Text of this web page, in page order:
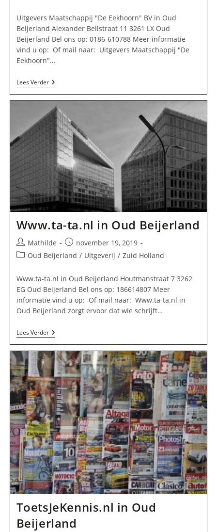
Uitgevers Maatschappij "De Eekhoorn" BV in Oud
Beijerland Alexander Bellstraat 11 3261 LX Oud
Beijerland Bel ons op: 0186-610788 Meer informatie
vind u op: Of mail naar: Uitgevers Maatschappij "De
Eekhoorn"…
Lees VerderUitgevers
Maatschappij
Eekhoorn”
BV
In
Oud
Beijerland
Www.ta-ta.nl in Oud Beijerland
Bericht
auteur:
Mathilde
Bericht
gepubliceerd
november 19, 2019
Berichtcategorie:
Oud Beijerland / Uitgeverij / Zuid Holland
Www.ta-ta.nl in Oud Beijerland Houtmanstraat 7 3262
EG Oud Beijerland Bel ons op: 186614807 Meer
informatie vind u op: Of mail naar: Www.ta-ta.nl in
Oud Beijerland zorgt ervoor dat wie schrijft…
Lees VerderWww.ta-
Ta.nl
In
Oud
Beijerland
ToetsJeKennis.nl in Oud
Beijerland